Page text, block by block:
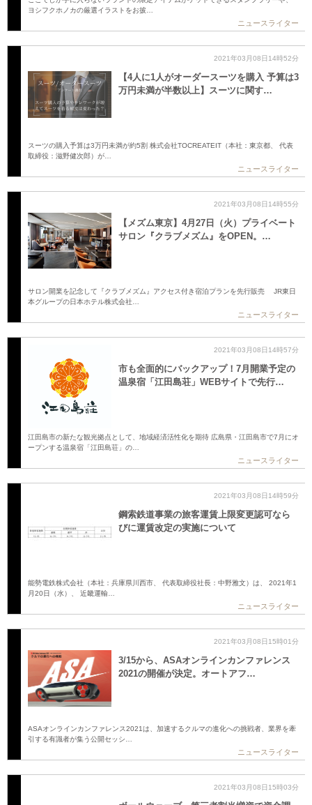
ヨシフクホノカの厳選イラストをお披…
ニュースライター
2021年03月08日14時52分
【4人に1人がオーダースーツを購入 予算は3
万円未満が半数以上】スーツに関す…
スーツの購入予算は3万円未満が約5割 株式会社TOCREATEIT（本社：東京都、 代表
取締役：滋野健次郎）が…
ニュースライター
2021年03月08日14時55分
【メズム東京】4月27日（火）プライベート
サロン『クラブメズム』をOPEN。…
サロン開業を記念して『クラブメズム』アクセス付き宿泊プランを先行販売 JR東日
本グループの日本ホテル株式会社…
ニュースライター
2021年03月08日14時57分
市も全面的にバックアップ！7月開業予定の
温泉宿「江田島荘」WEBサイトで先行…
江田島市の新たな観光拠点として、地域経済活性化を期待 広島県・江田島市で7月にオ
ープンする温泉宿「江田島荘」の…
ニュースライター
2021年03月08日14時59分
鋼索鉄道事業の旅客運賃上限変更認可なら
びに運賃改定の実施について
能勢電鉄株式会社（本社：兵庫県川西市、 代表取締役社長：中野雅文）は、 2021年1
月20日（水）、 近畿運輸…
ニュースライター
2021年03月08日15時01分
3/15から、ASAオンラインカンファレンス
2021の開催が決定。オートアフ…
ASAオンラインカンファレンス2021は、加速するクルマの進化への挑戦者、業界を牽
引する有識者が集う公開セッシ…
ニュースライター
2021年03月08日15時03分